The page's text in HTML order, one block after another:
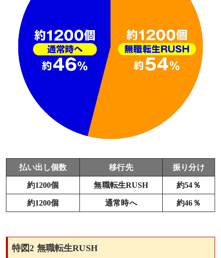
払い出し個数 移行先 振り分け
約1200個 無職転生RUSH 約54％
約1200個 通常時へ 約46％
特図2 無職転生RUSH